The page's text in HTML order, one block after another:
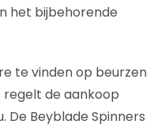
het bijbehorende
te vinden op beurzen
regelt de aankoop
De Beyblade Spinners